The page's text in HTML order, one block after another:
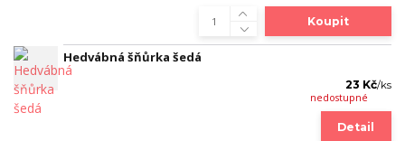
Koupit
Hedvábná šňůrka šedá
23 Kč/ks
nedostupné
Detail